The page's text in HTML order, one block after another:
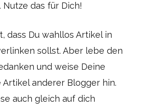
Nutze das für Dich!
dass Du wahllos Artikel in
sollst. Aber lebe den
und weise Deine
Artikel anderer Blogger hin.
auch gleich auf dich